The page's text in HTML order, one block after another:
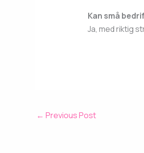
Kan små
Ja, med riktig
← Previous Post